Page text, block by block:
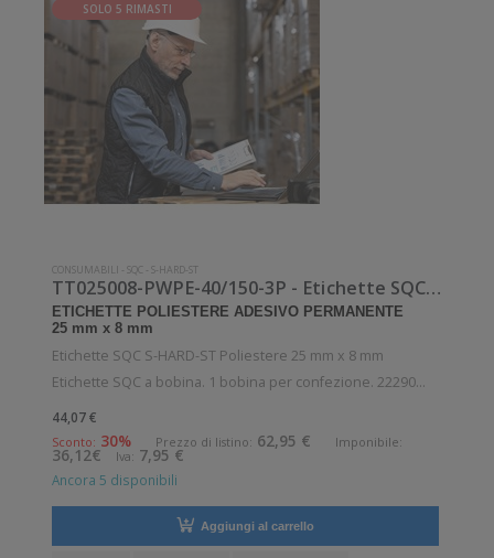
SOLO 5 RIMASTI
CONSUMABILI -SQC -S-HARD-ST
TT025008-PWPE-40/150-3P - Etichette SQC S-HARD-ST Poliestere
ETICHETTE POLIESTERE ADESIVO PERMANENTE
25 mm x 8 mm
Etichette SQC S-HARD-ST Poliestere 25 mm x 8 mm
Etichette SQC a bobina. 1 bobina per confezione. 22290
etichette per bobina. Etichette in poliestere con adesivo
permanente. Diametro interno: 40 mm. Diametro esterno:
150 mm. Tipo: Supporto di stampa
44,07 €
Sconto: 30% Prezzo di listino: 62,95 € Imponibile:
36,12€ Iva: 7,95 €
Ancora 5 disponibili
Aggiungi al carrello